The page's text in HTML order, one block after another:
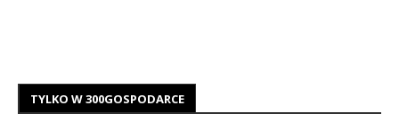
TYLKO W 300GOSPODARCE